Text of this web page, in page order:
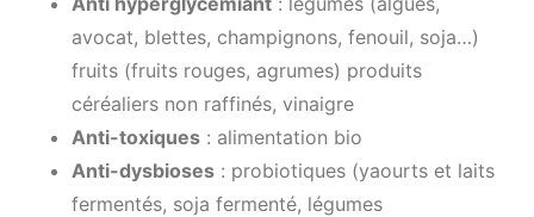
avocat, blettes, champignons, fenouil, soja…)
fruits (fruits rouges, agrumes) produits
céréaliers non raffinés, vinaigre
Anti-toxiques : alimentation bio
Anti-dysbioses : probiotiques (yaourts et laits
fermentés, soja fermenté, légumes